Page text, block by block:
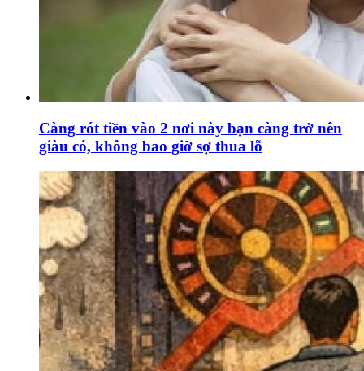
Càng rót tiền vào 2 nơi này bạn càng trở nên
giàu có, không bao giờ sợ thua lỗ